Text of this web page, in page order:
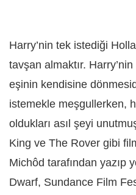
Harry’nin tek istediği
tavşan almaktır.
eşinin kendisine
istemekle meşgullerken,
oldukları asıl şeyi
King ve The Rover gibi
Michôd tarafından yazıp
Dwarf, Sundance Film